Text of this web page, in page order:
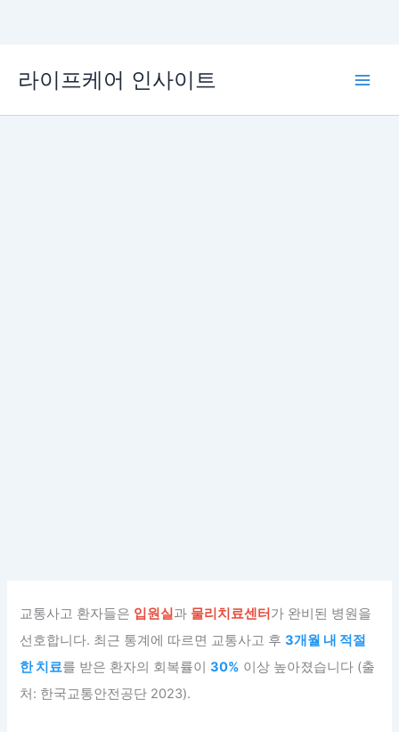
로
라이프케어 인사이트
교통사고 환자들은 입원실과 물리치료센터가 완비된 병원을
선호합니다. 최근 통계에 따르면 교통사고 후3개월 내 적절
한 치료를 받은 환자의 회복률이30% 이상 높아졌습니다 (출
처: 한국교통안전공단 2023).